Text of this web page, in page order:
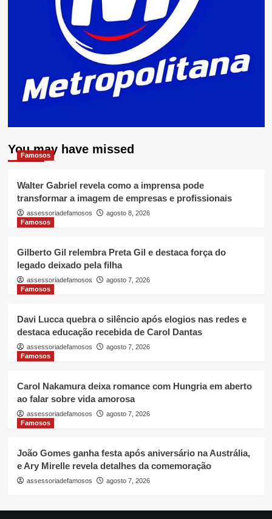
You may have missed
Famosos
Walter Gabriel revela como a imprensa pode
transformar a imagem de empresas e profissionais
assessoriadefamosos
agosto 8, 2026
Famosos
Gilberto Gil relembra Preta Gil e destaca força do
legado deixado pela filha
assessoriadefamosos
agosto 7, 2026
Famosos
Davi Lucca quebra o silêncio após elogios nas redes e
destaca educação recebida de Carol Dantas
assessoriadefamosos
agosto 7, 2026
Famosos
Carol Nakamura deixa romance com Hungria em aberto
ao falar sobre vida amorosa
assessoriadefamosos
agosto 7, 2026
Famosos
João Gomes ganha festa após aniversário na Austrália,
e Ary Mirelle revela detalhes da comemoração
assessoriadefamosos agosto 7, 2026